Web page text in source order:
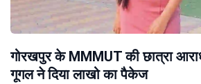
गोरखपुर के MMMUT की छात्रा
गूगल ने दिया लाखो का पैकेज